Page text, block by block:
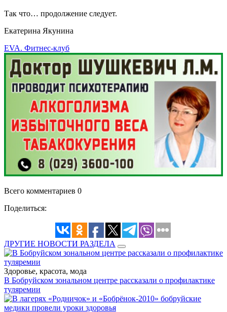
Так что… продолжение следует.
Екатерина Якунина
EVA. Фитнес-клуб
Всего комментариев 0
Поделиться:
ДРУГИЕ НОВОСТИ РАЗДЕЛА
Здоровье, красота, мода
В Бобруйском зональном центре рассказали о профилактике
туляремии